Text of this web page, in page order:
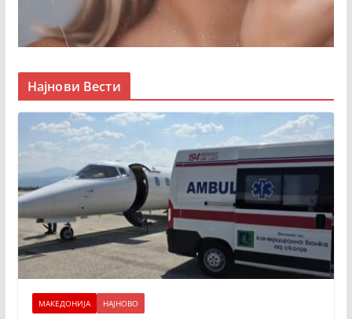
Најнови Вести
МАКЕДОНИЈА НАЈНОВО